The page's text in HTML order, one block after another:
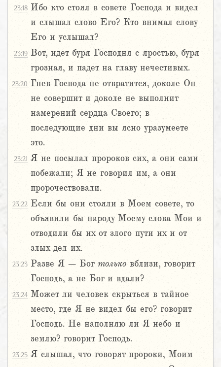
23:18 Ибо кто стоял в совете Господа и видел
и слышал слово Его? Кто внимал слову
Его и услышал?
23:19 Вот, идет буря Господня с яростью, буря
грозная, и падет на главу нечестивых.
23:20 Гнев Господа не отвратится, доколе Он
не совершит и доколе не выполнит
намерений сердца Своего; в
последующие дни вы ясно уразумеете
это.
23:21 Я не посылал пророков сих, а они сами
побежали; Я не говорил им, а они
пророчествовали.
23:22 Если бы они стояли в Моем совете, то
объявили бы народу Моему слова Мои и
отводили бы их от злого пути их и от
злых дел их.
23:23 Разве Я – Бог только вблизи, говорит
Господь, а не Бог и вдали?
23:24 Может ли человек скрыться в тайное
место, где Я не видел бы его? говорит
Господь. Не наполняю ли Я небо и
землю? говорит Господь.
23:25 Я слышал, что говорят пророки, Моим